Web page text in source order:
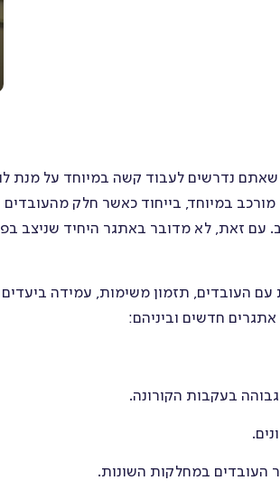
מרכז
ידע
ניהול
מסמכים
והוקרה
מבנה
נדרשים לעבוד קשה במיוחד על מנת
במיוחד, בייחוד כאשר חלק מהעובדים
עם זאת, לא מדובר באתגר היחיד שניצב
העובדים, תזמון משימות, עמידה
חדשים וביניהם:
בעקבות הקורונה.
העובדים במחלקות השונות.